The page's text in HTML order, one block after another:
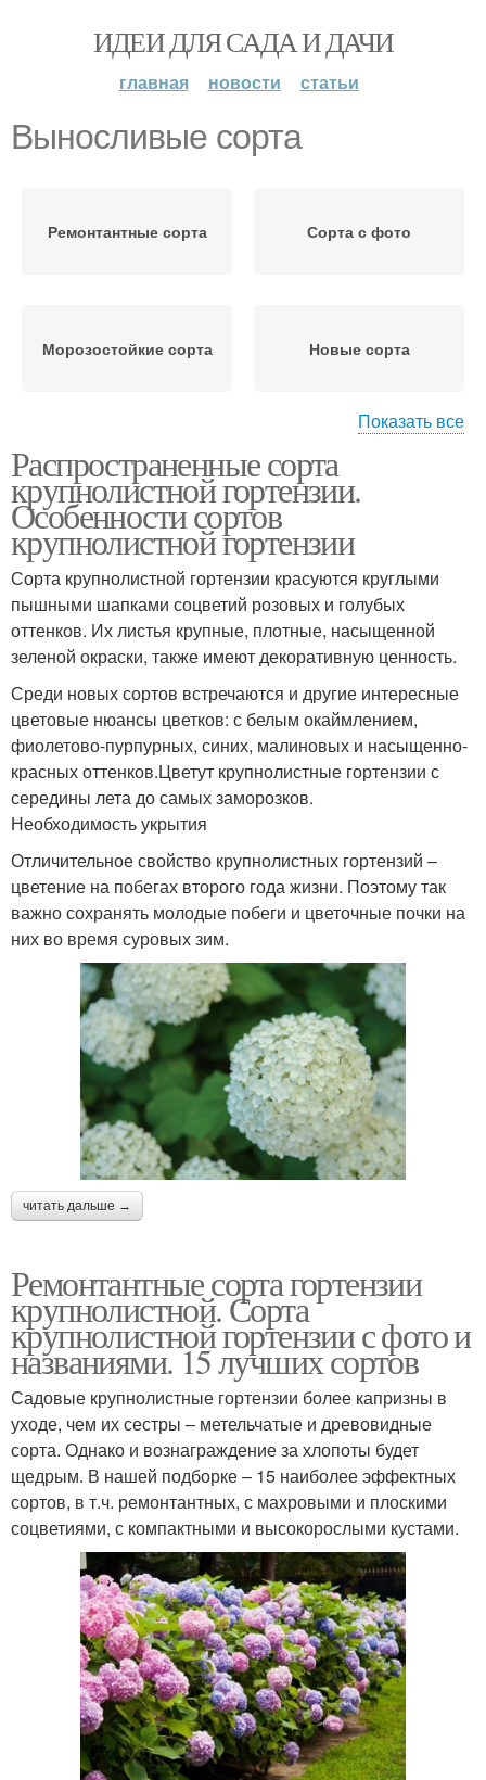
ИДЕИ ДЛЯ САДА И ДАЧИ
главная новости статьи
Выносливые сорта
Ремонтантные сорта Сорта с фото
Морозостойкие сорта Новые сорта
Зимостойкие сорта Сорта для сибири
Показать все
Распространенные сорта
крупнолистной гортензии.
Особенности сортов
крупнолистной гортензии
Сорта крупнолистной гортензии красуются круглыми
пышными шапками соцветий розовых и голубых
оттенков. Их листья крупные, плотные, насыщенной
зеленой окраски, также имеют декоративную ценность.
Среди новых сортов встречаются и другие интересные
цветовые нюансы цветков: с белым окаймлением,
фиолетово-пурпурных, синих, малиновых и насыщенно-
красных оттенков.Цветут крупнолистные гортензии с
середины лета до самых заморозков.
Необходимость укрытия
Отличительное свойство крупнолистных гортензий –
цветение на побегах второго года жизни. Поэтому так
важно сохранять молодые побеги и цветочные почки на
них во время суровых зим.
читать дальше →
Ремонтантные сорта гортензии
крупнолистной. Сорта
крупнолистной гортензии с фото и
названиями. 15 лучших сортов
Садовые крупнолистные гортензии более капризны в
уходе, чем их сестры – метельчатые и древовидные
сорта. Однако и вознаграждение за хлопоты будет
щедрым. В нашей подборке – 15 наиболее эффектных
сортов, в т.ч. ремонтантных, с махровыми и плоскими
соцветиями, с компактными и высокорослыми кустами.